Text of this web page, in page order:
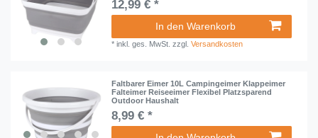
12,99 € *
In den Warenkorb
*inkl. ges. MwSt. zzgl.Versandkosten
Faltbarer Eimer 10L Campingeimer Klappeimer
Falteimer Reiseeimer Flexibel Platzsparend
Outdoor Haushalt
8,99 € *